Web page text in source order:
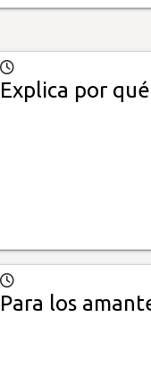
Explica por
Para los